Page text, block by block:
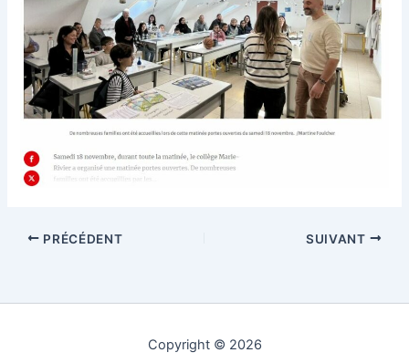
PRÉCÉDENT SUIVANT
Copyright © 2026